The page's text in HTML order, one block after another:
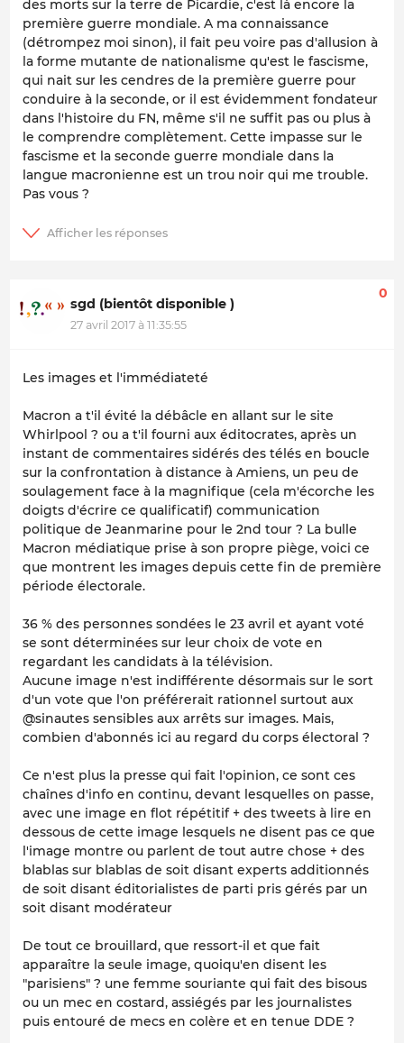
des morts sur la terre de Picardie, c'est là encore la
première guerre mondiale. A ma connaissance
(détrompez moi sinon), il fait peu voire pas d'allusion à
la forme mutante de nationalisme qu'est le fascisme,
qui nait sur les cendres de la première guerre pour
conduire à la seconde, or il est évidemment fondateur
dans l'histoire du FN, même s'il ne suffit pas ou plus à
le comprendre complètement. Cette impasse sur le
fascisme et la seconde guerre mondiale dans la
langue macronienne est un trou noir qui me trouble.
Pas vous ?
sgd (bientôt disponible )
27 avril 2017 à 11:35:55
0
Les images et l'immédiateté
Macron a t'il évité la débâcle en allant sur le site
Whirlpool ? ou a t'il fourni aux éditocrates, après un
instant de commentaires sidérés des télés en boucle
sur la confrontation à distance à Amiens, un peu de
soulagement face à la magnifique (cela m'écorche les
doigts d'écrire ce qualificatif) communication
politique de Jeanmarine pour le 2nd tour ? La bulle
Macron médiatique prise à son propre piège, voici ce
que montrent les images depuis cette fin de première
période électorale.
36 % des personnes sondées le 23 avril et ayant voté
se sont déterminées sur leur choix de vote en
regardant les candidats à la télévision.
Aucune image n'est indifférente désormais sur le sort
d'un vote que l'on préférerait rationnel surtout aux
@sinautes sensibles aux arrêts sur images. Mais,
combien d'abonnés ici au regard du corps électoral ?
Ce n'est plus la presse qui fait l'opinion, ce sont ces
chaînes d'info en continu, devant lesquelles on passe,
avec une image en flot répétitif + des tweets à lire en
dessous de cette image lesquels ne disent pas ce que
l'image montre ou parlent de tout autre chose + des
blablas sur blablas de soit disant experts additionnés
de soit disant éditorialistes de parti pris gérés par un
soit disant modérateur
De tout ce brouillard, que ressort-il et que fait
apparaître la seule image, quoiqu'en disent les
"parisiens" ? une femme souriante qui fait des bisous
ou un mec en costard, assiégés par les journalistes
puis entouré de mecs en colère et en tenue DDE ?